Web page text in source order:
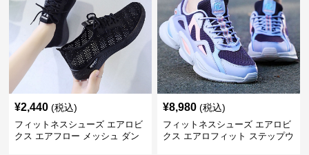
¥2,440 (税込)
フィットネスシューズ エアロビ
クス エアフロー メッシュ ダン
¥8,980 (税込)
フィットネスシューズ エアロビ
クス エアロフィット ステップウ